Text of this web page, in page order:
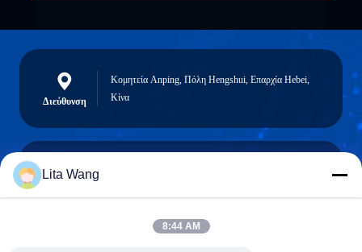
Διεύθυνση
Κομητεία Anping, Πόλη Hengshui, Επαρχία Hebei,
Κίνα
Lita Wang
8:44 AM